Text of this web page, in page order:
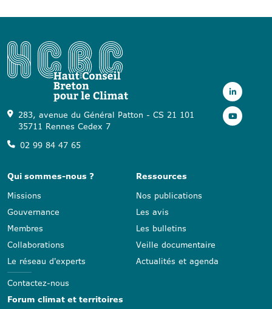
283, avenue du Général Patton - CS 21 101
35711 Rennes Cedex 7
02 99 84 47 65
Qui sommes-nous ?
Missions
Gouvernance
Membres
Collaborations
Le réseau d'experts
Contactez-nous
Ressources
Nos publications
Les avis
Les bulletins
Veille documentaire
Actualités et agenda
Forum climat et territoires